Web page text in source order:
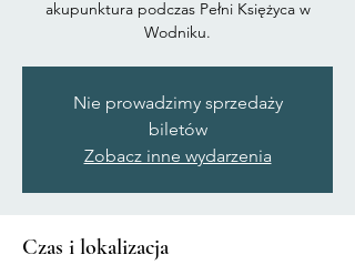
akupunktura podczas Pełni Księżyca w
Wodniku.
Nie prowadzimy sprzedaży
biletów
Zobacz inne wydarzenia
Czas i lokalizacja